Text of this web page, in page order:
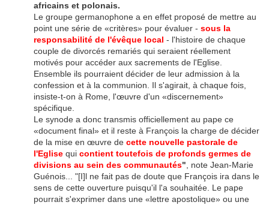
africains et polonais.
Le groupe germanophone a en effet proposé de mettre au
point une série de «critères» pour évaluer - sous la
responsabilité de l'évêque local - l'histoire de chaque
couple de divorcés remariés qui seraient réellement
motivés pour accéder aux sacrements de l'Eglise.
Ensemble ils pourraient décider de leur admission à la
confession et à la communion. Il s'agirait, à chaque fois,
insiste-t-on à Rome, l'œuvre d'un «discernement»
spécifique.
Le synode a donc transmis officiellement au pape ce
«document final» et il reste à François la charge de décider
de la mise en œuvre de cette nouvelle pastorale de
l'Eglise qui contient toutefois de profonds germes de
divisions au sein des communautés" , note Jean-Marie
Guénois... "[I]l ne fait pas de doute que François ira dans le
sens de cette ouverture puisqu'il l'a souhaitée. Le pape
pourrait s'exprimer dans une «lettre apostolique» ou une